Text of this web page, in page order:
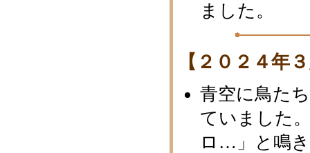
ました。
【２０２４年
青空に鳥た
ていました
ロ…」と鳴